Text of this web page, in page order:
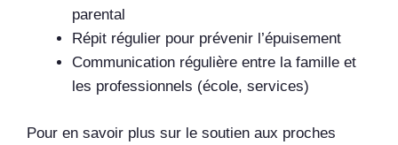
parental
Répit régulier pour prévenir l’épuisement
Communication régulière entre la famille et
les professionnels (école, services)
Pour en savoir plus sur le soutien aux proches